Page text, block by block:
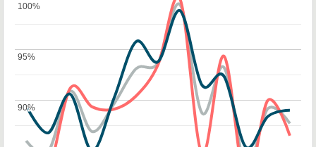
90%
90%
95%
95%
100%
100%